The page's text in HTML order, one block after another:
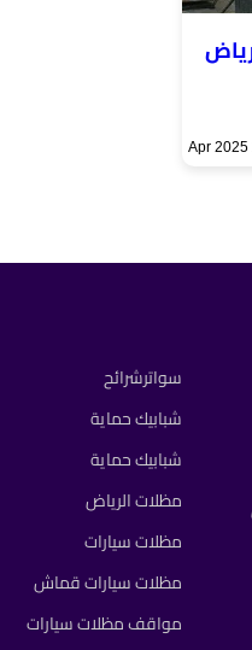
سواترشرائح
شبابيك حماية
شبابيك حماية
مظلات الرياض
مظلات سيارات
مظلات سيارات قماش
مواقف مظلات سيارات